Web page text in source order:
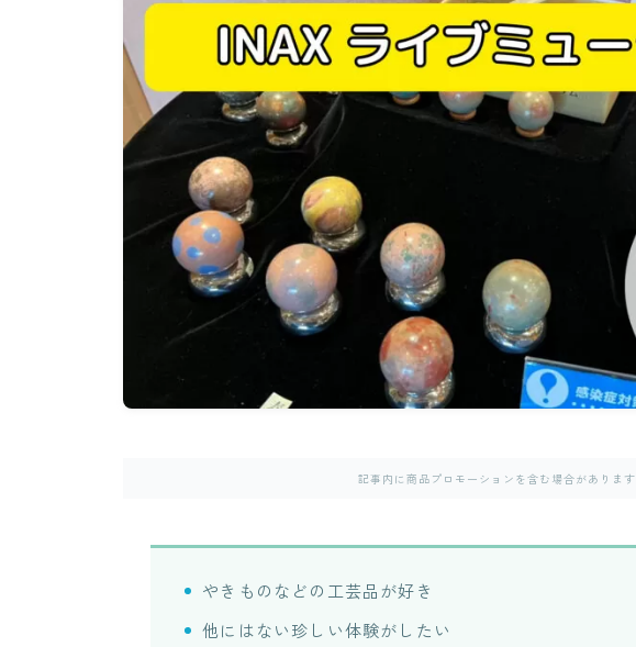
記事内に商品プロモーションを含む場合があります
やきものなどの工芸品が好き
他にはない珍しい体験がしたい